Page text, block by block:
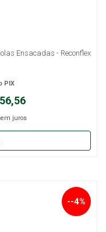
Ensacadas - Reconflex
juros
PIX
--4%